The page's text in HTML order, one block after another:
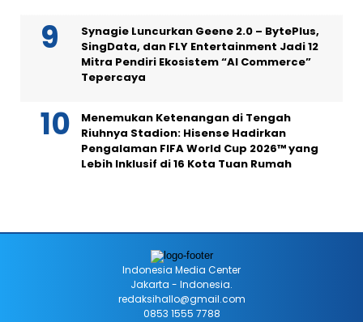
Synagie Luncurkan Geene 2.0 – BytePlus,
SingData, dan FLY Entertainment Jadi 12
Mitra Pendiri Ekosistem “AI Commerce”
Tepercaya
Menemukan Ketenangan di Tengah
Riuhnya Stadion: Hisense Hadirkan
Pengalaman FIFA World Cup 2026™ yang
Lebih Inklusif di 16 Kota Tuan Rumah
Indonesia Media Center
Jakarta - Indonesia.
redaksihallo@gmail.com
0853 1555 7788